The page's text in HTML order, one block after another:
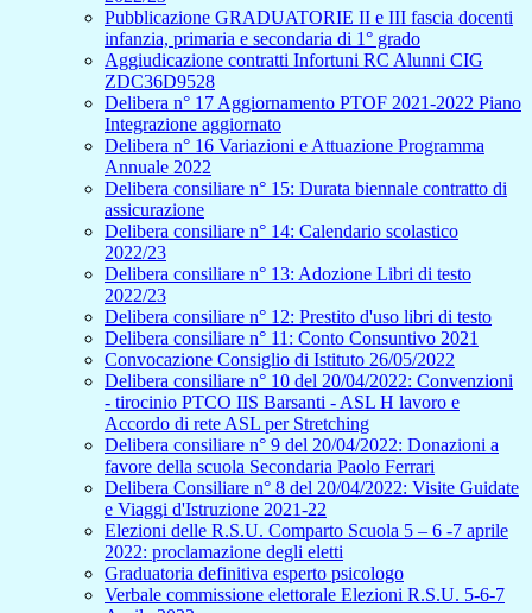
Pubblicazione GRADUATORIE II e III fascia docenti
infanzia, primaria e secondaria di 1° grado
Aggiudicazione contratti Infortuni RC Alunni CIG
ZDC36D9528
Delibera n° 17 Aggiornamento PTOF 2021-2022 Piano
Integrazione aggiornato
Delibera n° 16 Variazioni e Attuazione Programma
Annuale 2022
Delibera consiliare n° 15: Durata biennale contratto di
assicurazione
Delibera consiliare n° 14: Calendario scolastico
2022/23
Delibera consiliare n° 13: Adozione Libri di testo
2022/23
Delibera consiliare n° 12: Prestito d'uso libri di testo
Delibera consiliare n° 11: Conto Consuntivo 2021
Convocazione Consiglio di Istituto 26/05/2022
Delibera consiliare n° 10 del 20/04/2022: Convenzioni
- tirocinio PTCO IIS Barsanti - ASL H lavoro e
Accordo di rete ASL per Stretching
Delibera consiliare n° 9 del 20/04/2022: Donazioni a
favore della scuola Secondaria Paolo Ferrari
Delibera Consiliare n° 8 del 20/04/2022: Visite Guidate
e Viaggi d'Istruzione 2021-22
Elezioni delle R.S.U. Comparto Scuola 5 – 6 -7 aprile
2022: proclamazione degli eletti
Graduatoria definitiva esperto psicologo
Verbale commissione elettorale Elezioni R.S.U. 5-6-7